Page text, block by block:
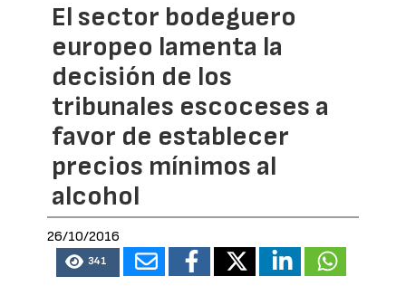
El sector bodeguero
europeo lamenta la
decisión de los
tribunales escoceses a
favor de establecer
precios mínimos al
alcohol
26/10/2016
341